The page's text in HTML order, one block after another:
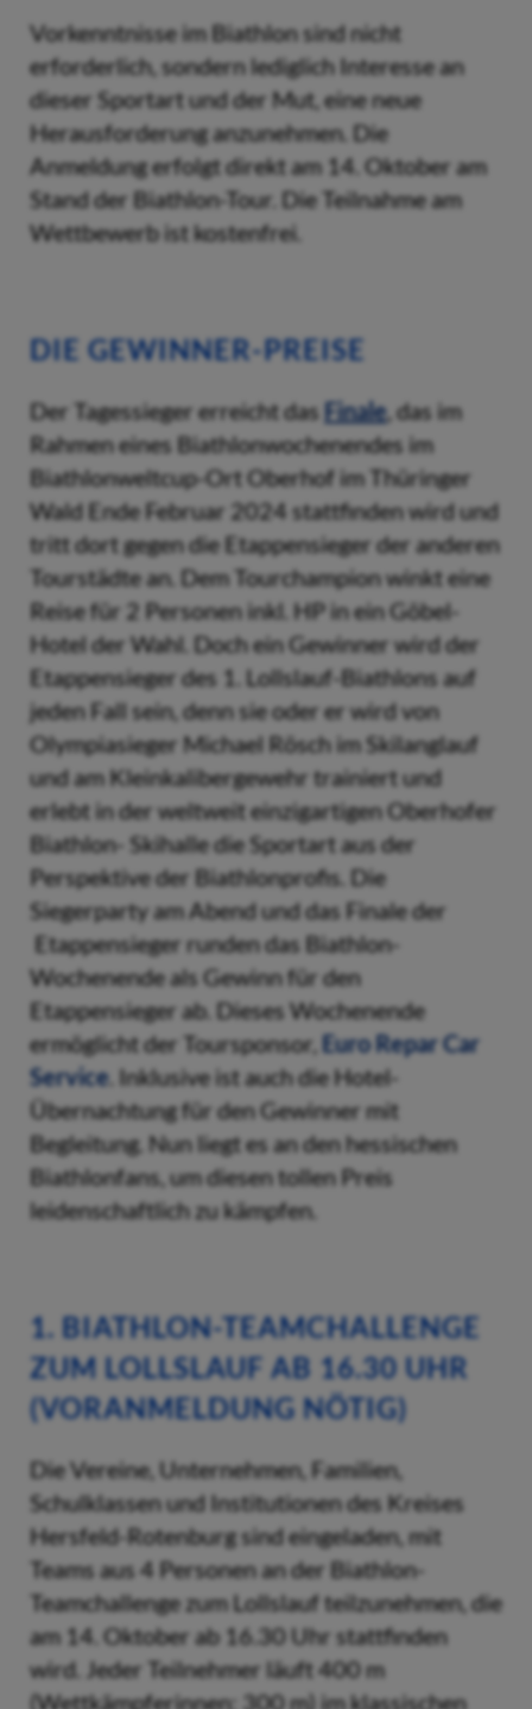
Vorkenntnisse im Biathlon sind nicht
erforderlich, sondern lediglich Interesse an
dieser Sportart und der Mut, eine neue
Herausforderung anzunehmen. Die
Anmeldung erfolgt direkt am 14. Oktober am
Stand der Biathlon-Tour. Die Teilnahme am
Wettbewerb ist kostenfrei.
DIE GEWINNER-PREISE
Der Tagessieger erreicht das Finale, das im
Rahmen eines Biathlonwochenendes im
Biathlonweltcup-Ort Oberhof im Thüringer
Wald Ende Februar 2024 stattfinden wird und
tritt dort gegen die Etappensieger der anderen
Tourstädte an. Dem Tourchampion winkt eine
Reise für 2 Personen inkl. HP in ein Göbel-
Hotel der Wahl. Doch ein Gewinner wird der
Etappensieger des 1. Lollslauf-Biathlons auf
jeden Fall sein, denn sie oder er wird von
Olympiasieger Michael Rösch im Skilanglauf
und am Kleinkalibergewehr trainiert und
erlebt in der weltweit einzigartigen Oberhofer
Biathlon- Skihalle die Sportart aus der
Perspektive der Biathlonprofis. Die
Siegerparty am Abend und das Finale der
Etappensieger runden das Biathlon-
Wochenende als Gewinn für den
Etappensieger ab. Dieses Wochenende
ermöglicht der Toursponsor, Euro Repar Car
Service . Inklusive ist auch die Hotel-
Übernachtung für den Gewinner mit
Begleitung. Nun liegt es an den hessischen
Biathlonfans, um diesen tollen Preis
leidenschaftlich zu kämpfen.
1. BIATHLON-TEAMCHALLENGE
ZUM LOLLSLAUF AB 16.30 UHR
(VORANMELDUNG NÖTIG)
Die Vereine, Unternehmen, Familien,
Schulklassen und Institutionen des Kreises
Hersfeld-Rotenburg sind eingeladen, mit
Teams aus 4 Personen an der Biathlon-
Teamchallenge zum Lollslauf teilzunehmen, die
am 14. Oktober ab 16.30 Uhr stattfinden
wird. Jeder Teilnehmer läuft 400 m
(Wettkämpferinnen: 300 m) im klassischen